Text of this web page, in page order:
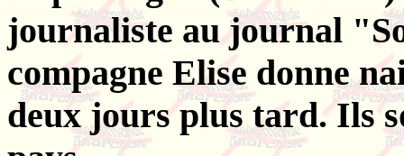
journaliste au journal
compagne Elise donne
deux jours plus tard. Ils